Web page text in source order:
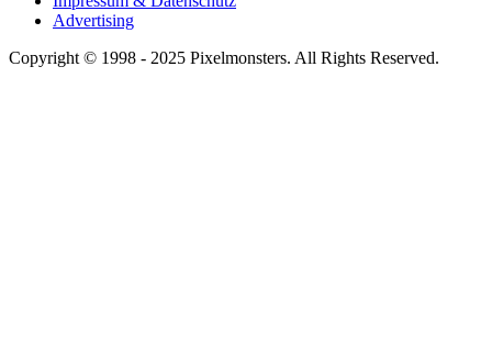
Advertising
Copyright © 1998 - 2025 Pixelmonsters. All Rights Reserved.